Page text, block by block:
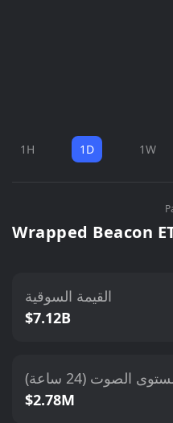
1H 1D 1W
القيمة السوقية
$7.12B
الصوت (24 ساعة)
$2.78M